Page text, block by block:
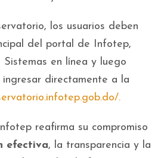
los usuarios deben
del portal de Infotep,
Sistemas en línea y luego
directamente a la
.
reafirma su compromiso
efectiva, la transparencia y la